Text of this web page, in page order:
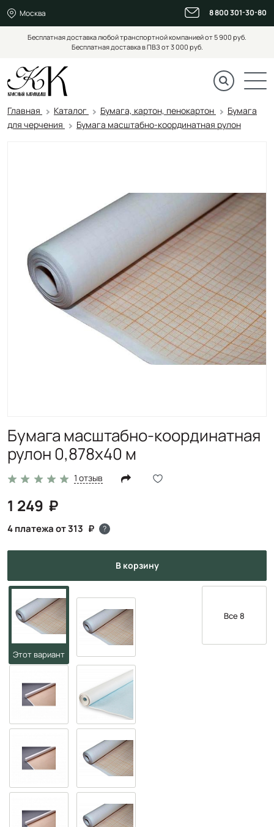
Москва 8 800 301-30-80
Бесплатная доставка любой транспортной компанией от 5 900 руб.
Бесплатная доставка в ПВЗ от 3 000 руб.
Главная Каталог Бумага, картон, пенокартон
Бумага
для черчения
Бумага масштабно-координатная рулон
Бумага масштабно-координатная
рулон 0,878х40 м
1 отзыв
1 249
4 платежа от 313 ?
в корзину
Все 8